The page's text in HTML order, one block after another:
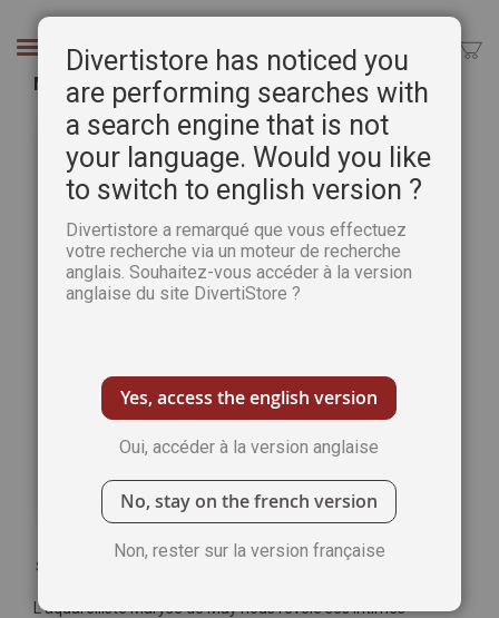
Chercher
Maryse de May - Précieux portraits, Tome 1
Passer
galerie
d’images
Soyez le premier à commenter ce produit
L’aquarelliste Maryse de May nous révèle ses intimes
Divertistore has noticed you
are performing searches with
a search engine that is not
your language. Would you like
to switch to english version ?
Divertistore a remarqué que vous effectuez
votre recherche via un moteur de recherche
anglais. Souhaitez-vous accéder à la version
anglaise du site DivertiStore ?
Yes, access the english version
Oui, accéder à la version anglaise
No, stay on the french version
Non, rester sur la version française